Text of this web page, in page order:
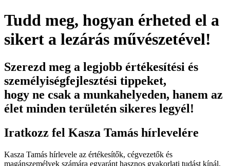
Tudd meg, hogyan érheted el a
sikert a lezárás művészetével!
Szerezd meg a legjobb értékesítési és
személyiségfejlesztési tippeket,
hogy ne csak a munkahelyeden, hanem az
élet minden területén sikeres legyél!
Iratkozz fel Kasza Tamás hírlevelére
Kasza Tamás hírlevele az értékesítők, cégvezetők és
magánszemélyek számára egyaránt hasznos gyakorlati tudást kínál.